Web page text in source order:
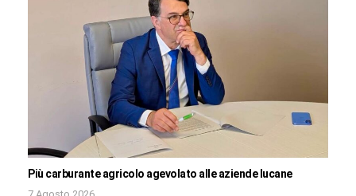
Più carburante agricolo agevolato alle aziende lucane